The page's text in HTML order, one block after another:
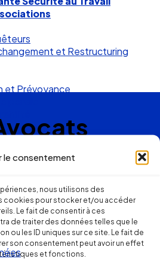
le consentement
nous utilisons des
cookies pour stocker et/ou accéder
Le fait de consentir à ces
de traiter des données telles que le
ou les ID uniques sur ce site. Le fait de
son consentement peut avoir un effet
et fonctions.
et Restructuring
Prévoyance
pénale
min Recap’